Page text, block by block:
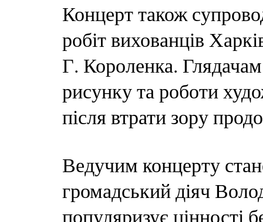
Концерт також
робіт вихованців
Г. Короленка.
рисунку та роботи
після втрати зору
Ведучим концерту
громадський діяч
популяризує цінності